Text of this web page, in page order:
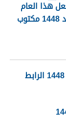
هذا العام
تحديث بيانات الصندوق العقاري برقم الهوية 1448 الرابط